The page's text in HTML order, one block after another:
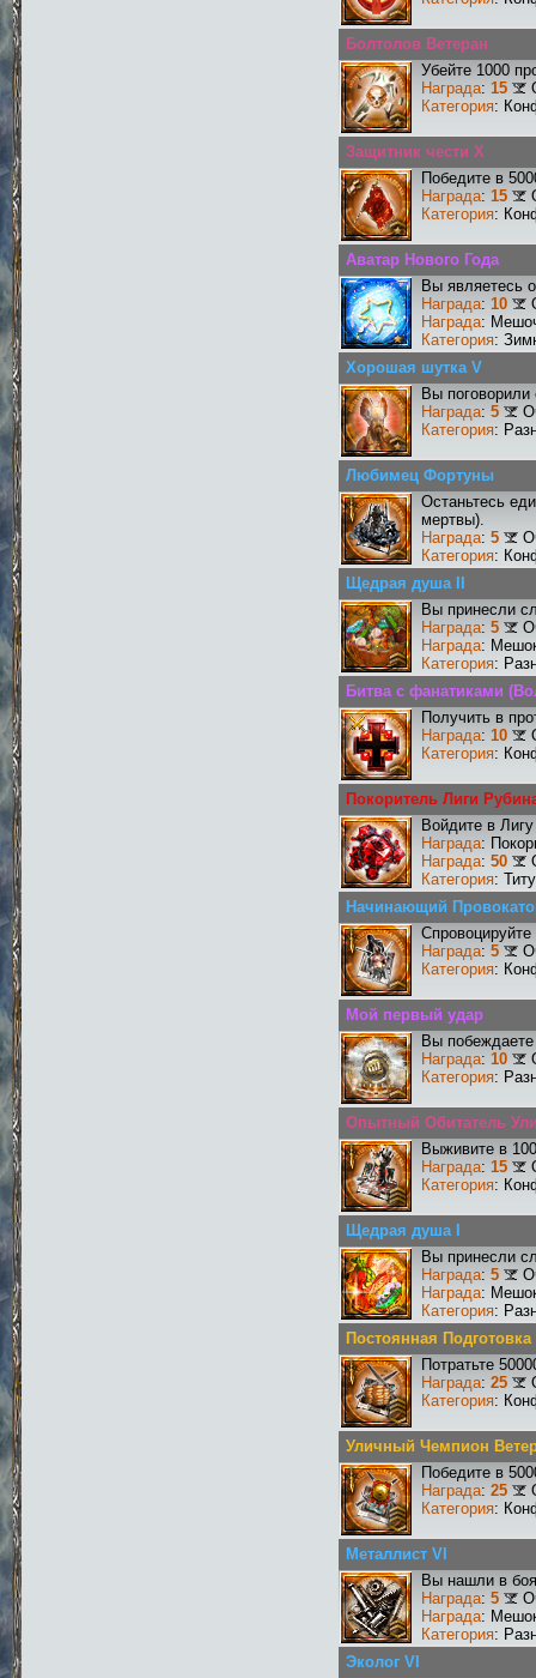
Болтолов Ветеран
Убейте 1000
Награда: 15
Категория:
Защитник чести X
Победите в
Награда: 15
Категория:
Аватар Нового Года
Вы являетесь
Награда: 10
Награда:
Категория:
Хорошая шутка V
Вы
Награда: 5
Категория:
Любимец Фортуны
Останьтесь
мертвы).
Награда: 5
Категория:
Щедрая душа II
Вы принесли
Награда: 5
Награда:
Категория:
Битва с фанатиками
Получить в
Награда: 10
Категория:
Покоритель Лиги
Войдите в
Награда:
Награда: 50
Категория:
Начинающий
Награда: 5
Категория:
Мой первый удар
Вы
Награда: 10
Категория:
Опытный Обитатель
Выживите в
Награда: 15
Категория:
Щедрая душа I
Вы принесли
Награда: 5
Награда:
Категория:
Постоянная
Потратьте
Награда: 25
Категория:
Уличный Чемпион
Победите в
Награда: 25
Категория:
Металлист VI
Вы нашли в
Награда: 5
Награда:
Категория:
Эколог VI